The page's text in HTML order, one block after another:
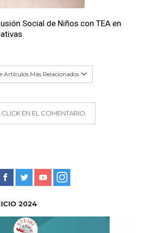
Social de Niños con TEA en
Artículos Más Relacionados
CLICK EN EL COMENTARIO
2024